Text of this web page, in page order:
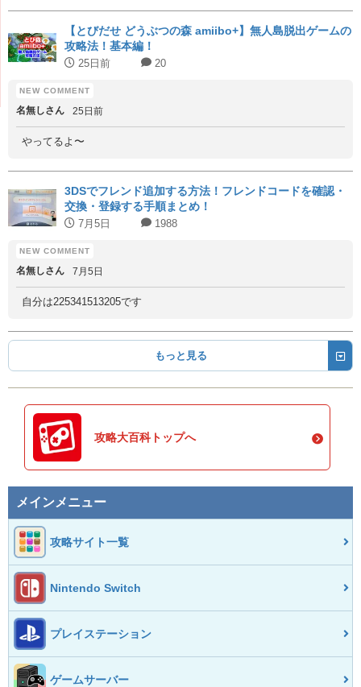
【とびだせ どうぶつの森 amiibo+】無人島脱出ゲームの
攻略法！基本編！
25日前 20
名無しさん 25日前
やってるよ〜
3DSでフレンド追加する方法！フレンドコードを確認・
交換・登録する手順まとめ！
7月5日 1988
名無しさん 7月5日
自分は225341513205です
もっと見る
攻略大百科トップへ
メインメニュー
攻略サイト一覧
Nintendo Switch
プレイステーション
ゲームサーバー